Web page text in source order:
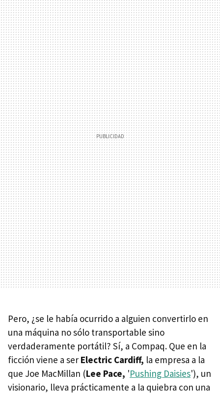
Pero, ¿se le había ocurrido a alguien convertirlo en
una máquina no sólo transportable sino
verdaderamente portátil? Sí, a Compaq. Que en la
ficción viene a ser Electric Cardiff, la empresa a la
que Joe MacMillan (Lee Pace, 'Pushing Daisies'), un
visionario, lleva prácticamente a la quiebra con una